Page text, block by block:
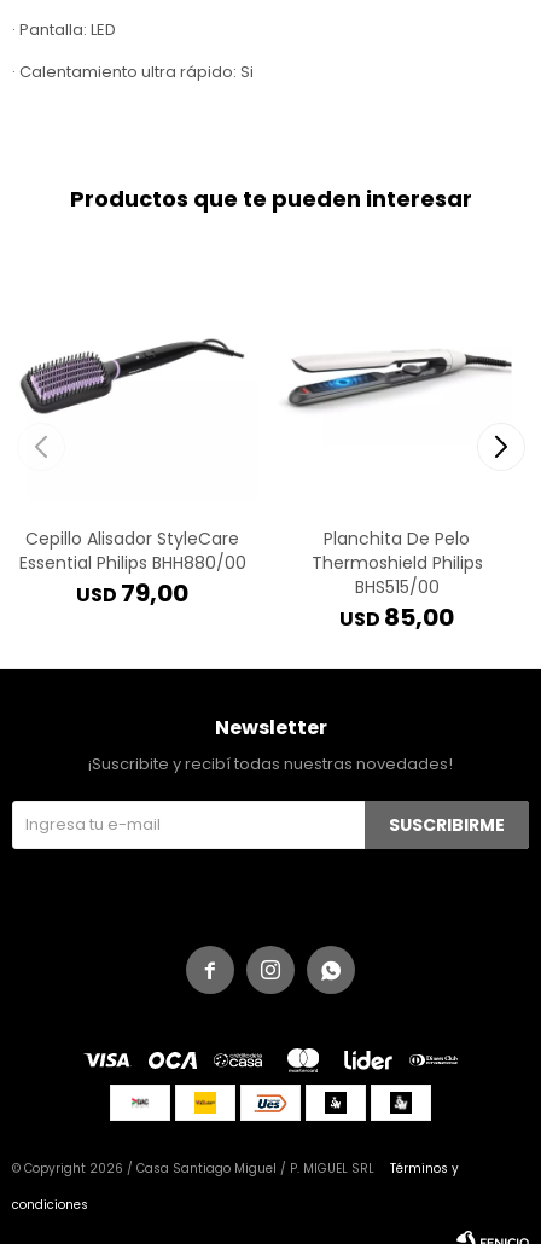
· Pantalla: LED
· Calentamiento ultra rápido: Si
Productos que te pueden interesar
Cepillo Alisador StyleCare
Essential Philips BHH880/00
USD 79,00
Planchita De Pelo
Thermoshield Philips
BHS515/00
USD 85,00
  
Newsletter
¡Suscribite y recibí todas nuestras novedades!
SUSCRIBIRME
© Copyright 2026 / Casa Santiago Miguel / P. MIGUEL SRL
Términos y
condiciones